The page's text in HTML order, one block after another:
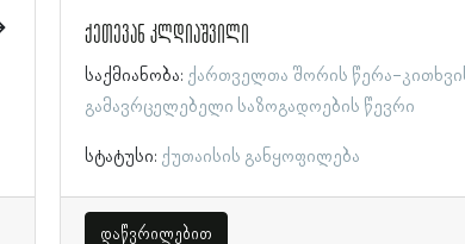
ქეთევან კლდიაშვილი
საქმიანობა: ქართველთა შორის წერა-
გამავრცელებელი საზოგადოების წევრი
სტატუსი: ქუთაისის განყოფილება
დაწვრილებით